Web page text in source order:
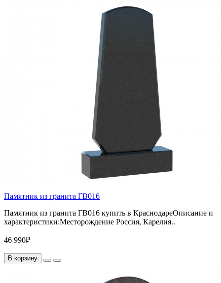
Памятник из гранита ГВ016
Памятник из гранита ГВ016 купить в КраснодареОписание и
характеристики:Месторождение Россия, Карелия..
46 990₽
В корзину